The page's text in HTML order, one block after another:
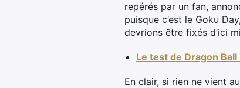
repérés par un fan,
puisque c’est le Goku
devrions être fixés d’ici
Le test de Dragon
En clair, si rien ne vient